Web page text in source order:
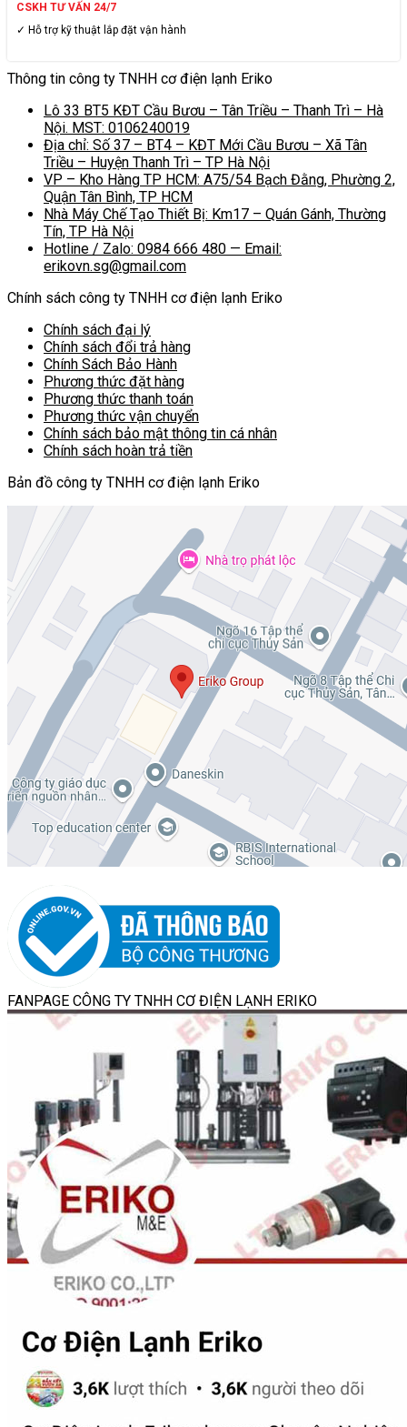
CSKH TƯ VẤN 24/7
✓ Hỗ trợ kỹ thuật lắp đặt vận hành
Thông tin công ty TNHH cơ điện lạnh Eriko
Lô 33 BT5 KĐT Cầu Bươu – Tân Triều – Thanh Trì – Hà
Nội. MST: 0106240019
Địa chỉ: Số 37 – BT4 – KĐT Mới Cầu Bươu – Xã Tân
Triều – Huyện Thanh Trì – TP Hà Nội
VP – Kho Hàng TP HCM: A75/54 Bạch Đằng, Phường 2,
Quận Tân Bình, TP HCM
Nhà Máy Chế Tạo Thiết Bị: Km17 – Quán Gánh, Thường
Tín, TP Hà Nội
Hotline / Zalo: 0984 666 480 — Email:
erikovn.sg@gmail.com
Chính sách công ty TNHH cơ điện lạnh Eriko
Chính sách đại lý
Chính sách đổi trả hàng
Chính Sách Bảo Hành
Phương thức đặt hàng
Phương thức thanh toán
Phương thức vận chuyển
Chính sách bảo mật thông tin cá nhân
Chính sách hoàn trả tiền
Bản đồ công ty TNHH cơ điện lạnh Eriko
FANPAGE CÔNG TY TNHH CƠ ĐIỆN LẠNH ERIKO